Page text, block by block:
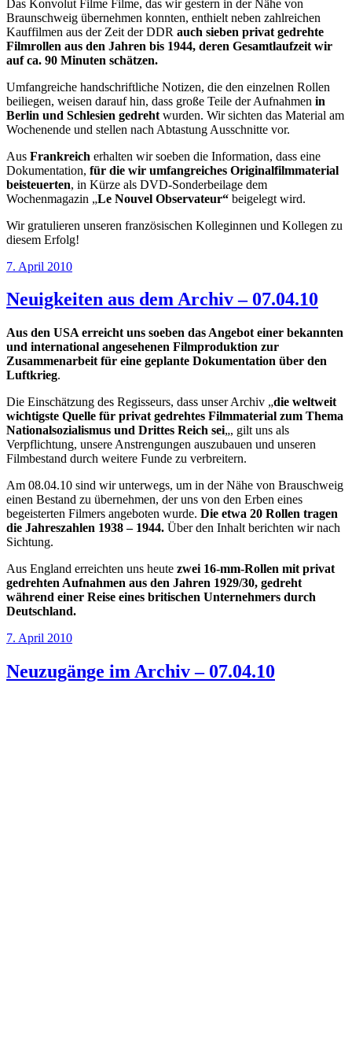
Das Konvolut Filme Filme, das wir gestern in der Nähe von
Braunschweig übernehmen konnten, enthielt neben zahlreichen
Kauffilmen aus der Zeit der DDR auch sieben privat gedrehte
Filmrollen aus den Jahren bis 1944, deren Gesamtlaufzeit wir
auf ca. 90 Minuten schätzen.
Umfangreiche handschriftliche Notizen, die den einzelnen Rollen
beiliegen, weisen darauf hin, dass große Teile der Aufnahmen in
Berlin und Schlesien gedreht wurden. Wir sichten das Material am
Wochenende und stellen nach Abtastung Ausschnitte vor.
Aus Frankreich erhalten wir soeben die Information, dass eine
Dokumentation, für die wir umfangreiches Originalfilmmaterial
beisteuerten, in Kürze als DVD-Sonderbeilage dem
Wochenmagazin „Le Nouvel Observateur“ beigelegt wird.
Wir gratulieren unseren französischen Kolleginnen und Kollegen zu
diesem Erfolg!
Veröffentlicht
7. April 2010
Neuigkeiten aus dem Archiv – 07.04.10
Aus den USA erreicht uns soeben das Angebot einer bekannten
und international angesehenen Filmproduktion zur
Zusammenarbeit für eine geplante Dokumentation über den
Luftkrieg.
Die Einschätzung des Regisseurs, dass unser Archiv „die weltweit
wichtigste Quelle für privat gedrehtes Filmmaterial zum Thema
Nationalsozialismus und Drittes Reich sei„, gilt uns als
Verpflichtung, unsere Anstrengungen auszubauen und unseren
Filmbestand durch weitere Funde zu verbreitern.
Am 08.04.10 sind wir unterwegs, um in der Nähe von Brauschweig
einen Bestand zu übernehmen, der uns von den Erben eines
begeisterten Filmers angeboten wurde. Die etwa 20 Rollen tragen
die Jahreszahlen 1938 – 1944. Über den Inhalt berichten wir nach
Sichtung.
Aus England erreichten uns heute zwei 16-mm-Rollen mit privat
gedrehten Aufnahmen aus den Jahren 1929/30, gedreht
während einer Reise eines britischen Unternehmers durch
Deutschland.
Veröffentlicht
7. April 2010
Neuzugänge im Archiv – 07.04.10